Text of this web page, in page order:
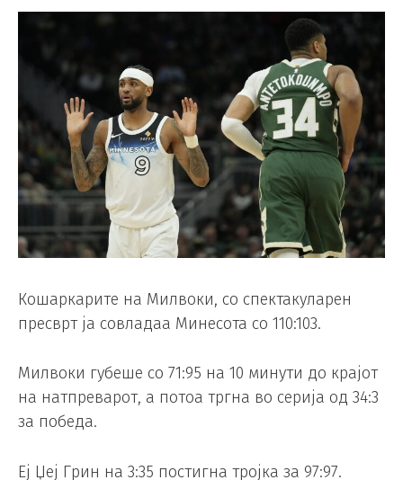
Кошаркарите на Милвоки, со спектакуларен
пресврт ја совладаа Минесота со 110:103.
Милвоки губеше со 71:95 на 10 минути до крајот
на натпреварот, а потоа тргна во серија од 34:3
за победа.
Еј Џеј Грин на 3:35 постигна тројка за 97:97.